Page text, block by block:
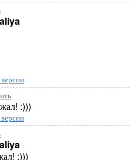
:)))
:)))